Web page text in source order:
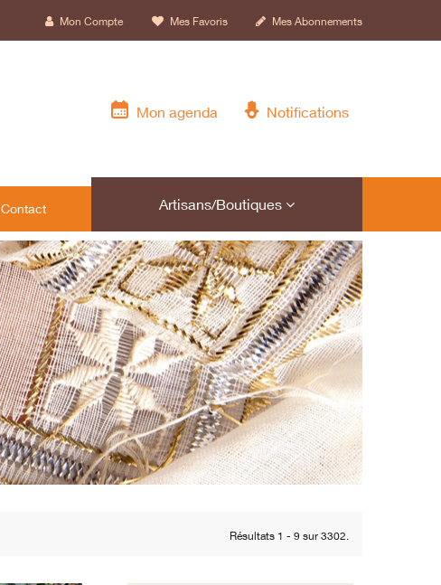
Mon Compte Mes Favoris Mes Abonnements
Mon agenda Notifications
Contact Artisans/Boutiques
Résultats 1 - 9 sur 3302.